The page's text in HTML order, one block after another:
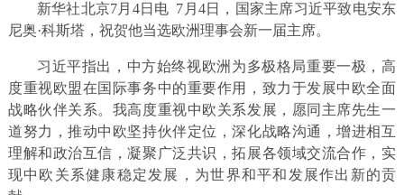
新华社北京7月4日电 7月4日，国家主席习近平致电安东
尼奥·科斯塔，祝贺他当选欧洲理事会新一届主席。
习近平指出，中方始终视欧洲为多极格局重要一极，高
度重视欧盟在国际事务中的重要作用，致力于发展中欧全面
战略伙伴关系。我高度重视中欧关系发展，愿同主席先生一
道努力，推动中欧坚持伙伴定位，深化战略沟通，增进相互
理解和政治互信，凝聚广泛共识，拓展各领域交流合作，实
现中欧关系健康稳定发展，为世界和平和发展作出新的贡